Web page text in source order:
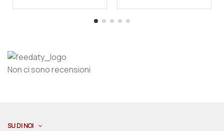
Non ci sono recensioni
SU DI NOI